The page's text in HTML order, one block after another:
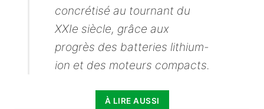
4. Le vélo électrique pliant : un investissement
pour l'avenir
4.1. Le budget : prix et aides à l'achat
4.2. Un marché en pleine expansion et des
5. Questions fréquentes (FAQ)
concrétisé au tournant du
XXIe siècle, grâce aux
progrès des batteries lithium-
ion et des moteurs compacts.
À LIRE AUSSI